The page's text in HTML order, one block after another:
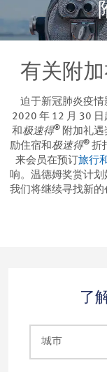
有关附
迫于新冠肺炎疫
2020 年 12 月 30
和极速得® 附加礼
励住宿和极速得® 折
来会员在预订 旅行
响。温德姆奖赏计划
我们将继续寻找新
了
城市